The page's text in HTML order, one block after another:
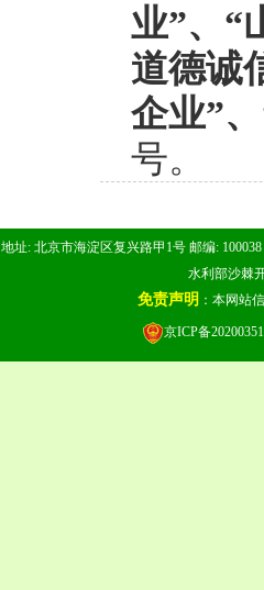
业”、 “
道德诚
企业”、
号。
地址: 北京市海淀区复兴路甲1号 邮编:
水利部沙棘
免责声明 ：本网站
京ICP备